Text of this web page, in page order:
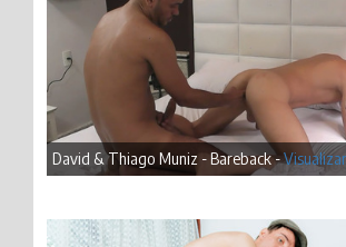
David & Thiago Muniz - Bareback -Visualizar